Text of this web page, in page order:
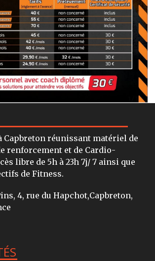
Capbreton réunissant matériel de
renforcement et de Cardio-
libre de 5h à 23h 7j/ 7 ainsi que
de Fitness.
4, rue du Hapchot,Capbreton,